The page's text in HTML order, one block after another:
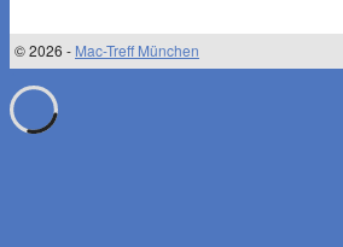
© 2026 - Mac-Treff München